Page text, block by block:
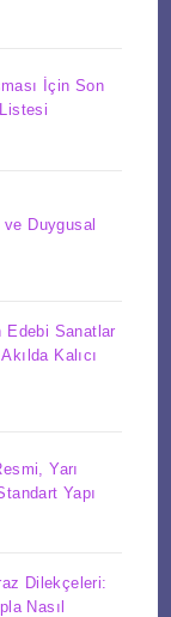
İçin Son
ve Duygusal
Edebi Sanatlar
Kalıcı
Yarı
Yapı
Dilekçeleri:
Nasıl